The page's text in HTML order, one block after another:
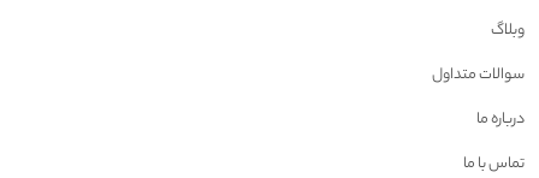
وبلاگ
سوالات متداول
درباره ما
تماس با ما